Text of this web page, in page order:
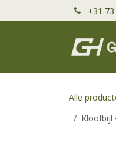
Overslaan naar inhoud +31
Alle
Kloofbijl